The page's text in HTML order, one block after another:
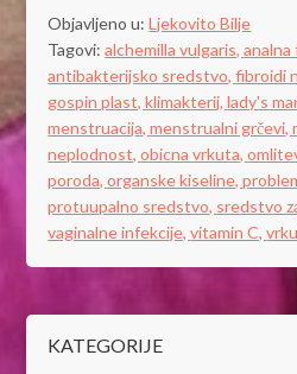
Objavljeno u:Ljekovito Bilje
Tagovi:alchemilla vulgaris,
antibakterijsko sredstvo,fibroidi
gospin plast,klimakterij,lady's
menstruacija,menstrualni grčevi,
neplodnost,obicna vrkuta,
poroda,organske kiseline,
protuupalno sredstvo, sredstvo
vaginalne infekcije,vitamin C,
KATEGORIJE